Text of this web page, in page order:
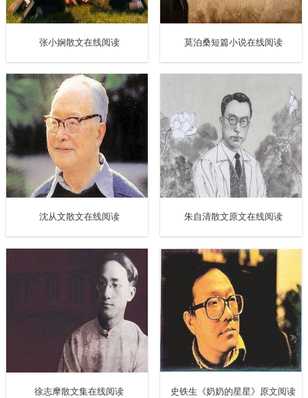
二、《接吻的处境》
曾经问一些有近视的朋友，两个戴眼镜的人是怎样接吻的。
他们说：
“其中一个要把眼镜除下来。”
原来如此。
假如男人长得特别高。而女朋友长得特别娇小，他们是怎样
接吻的？有人说：“男人可以弯腰吻女朋友。”也有人说：“男
人可以把女朋友抱起来，然后才接吻。”为什么没有人说他们
可以坐着接吻或者躺下来接吻呢？
假如一个嘴巴很大，另一个的嘴巴很小，他们应该怎样接
吻？有人好奇：“他们接吻时会不会流口水？”这个我不知道。
大嘴巴可以把对方的小嘴巴包住，那不就可以接吻吗？当
然，那个大嘴巴最好是属于男人的。
张小娴散文在线阅读 莫泊桑短篇小说在线阅读
沈从文散文在线阅读 朱自清散文原文在线阅读
徐志摩散文集在线阅读 史铁生《奶奶的星星》原文阅读